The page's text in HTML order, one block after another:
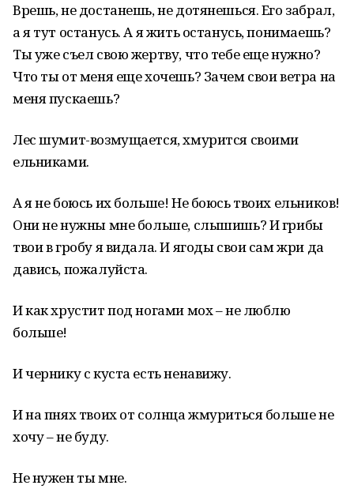
Врешь, не достанешь, не дотянешься. Его забрал,
а я тут останусь. А я жить останусь, понимаешь?
Ты уже съел свою жертву, что тебе еще нужно?
Что ты от меня еще хочешь? Зачем свои ветра на
меня пускаешь?
Лес шумит-возмущается, хмурится своими
ельниками.
А я не боюсь их больше! Не боюсь твоих ельников!
Они не нужны мне больше, слышишь? И грибы
твои в гробу я видала. И ягоды свои сам жри да
давись, пожалуйста.
И как хрустит под ногами мох – не люблю
больше!
И чернику с куста есть ненавижу.
И на пнях твоих от солнца жмуриться больше не
хочу – не буду.
Не нужен ты мне.